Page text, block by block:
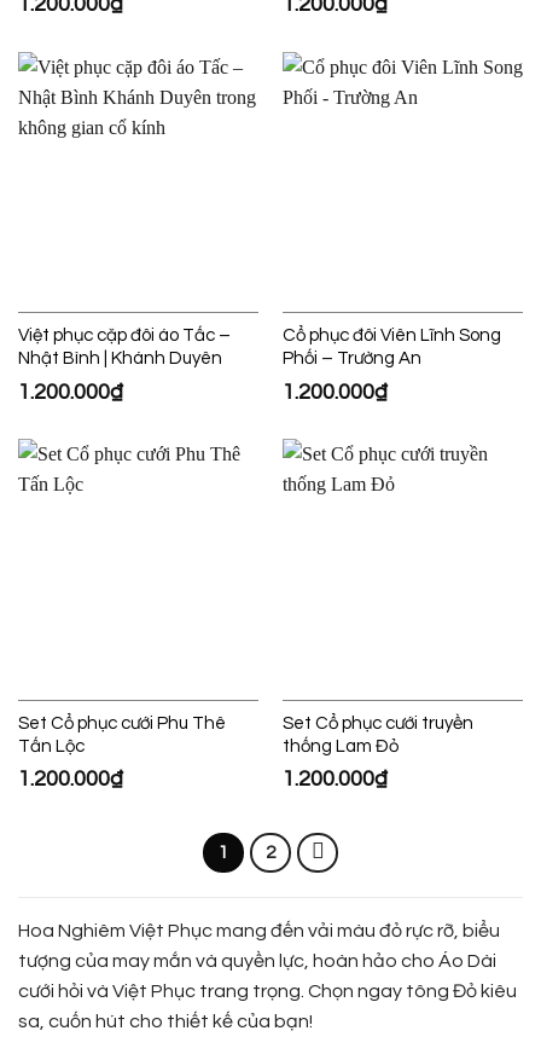
1.200.000₫ 1.200.000₫
Việt phục cặp đôi áo Tấc –
Nhật Bình | Khánh Duyên
1.200.000₫
Cổ phục đôi Viên Lĩnh Song
Phối – Trường An
1.200.000₫
Set Cổ phục cưới Phu Thê
Tấn Lộc
1.200.000₫
Set Cổ phục cưới truyền
thống Lam Đỏ
1.200.000₫
1 2
Hoa Nghiêm Việt Phục mang đến vải màu đỏ rực rỡ, biểu
tượng của may mắn và quyền lực, hoàn hảo cho Áo Dài
cưới hỏi và Việt Phục trang trọng. Chọn ngay tông Đỏ kiêu
sa, cuốn hút cho thiết kế của bạn!